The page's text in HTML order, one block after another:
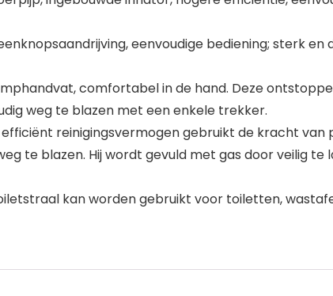
eenvoudige bediening; sterk
comfortabel in de hand. Deze
weg te blazen met een enkele trekker.
reinigingsvermogen gebruikt de kracht van
te blazen. Hij wordt gevuld met gas door veilig
kan worden gebruikt voor toiletten,